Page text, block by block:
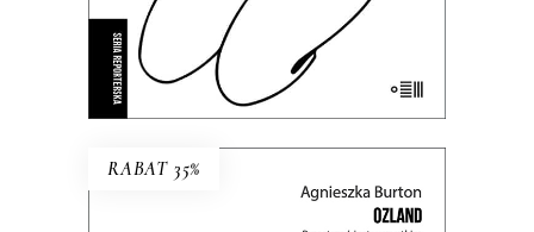
E-BOOK DO KOSZYKA
RABAT 35%